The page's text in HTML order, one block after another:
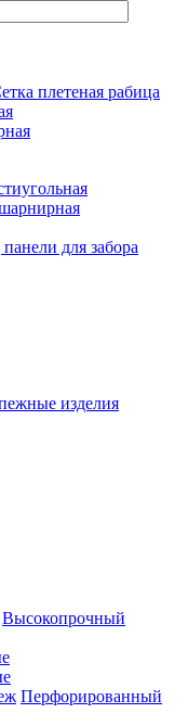
плетеная рабица
для забора
изделия
Высокопрочный
Перфорированный